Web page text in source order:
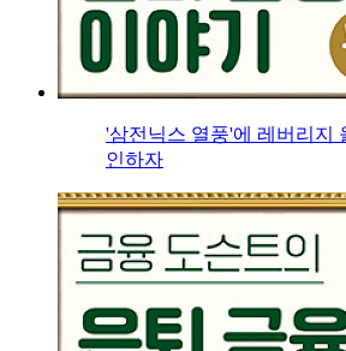
'삼전닉스 열풍'에 레버리지
인하자